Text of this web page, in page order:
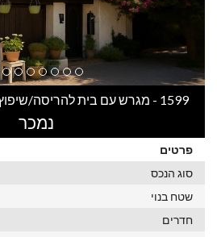
1599 - מגרש עם בית להריסה/שיפוץ יסודי בהרצליה פיתוח
נמכר
פרטים
סוג הנכס
שטח בנוי
חדרים